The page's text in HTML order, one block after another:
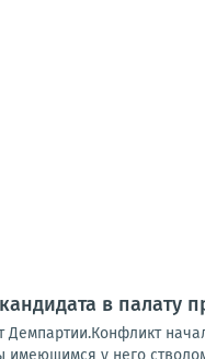
в палату
имеющимся у него